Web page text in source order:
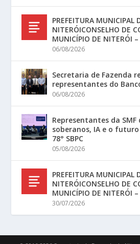
PREFEITURA MUNICIPAL
NITERÓICONSELHO DE
MUNICÍPIO DE NITERÓI –
06/08/2026
Secretaria de Fazenda
representantes do
06/08/2026
Representantes da
soberanos, IA e o
78° SBPC
05/08/2026
PREFEITURA MUNICIPAL
NITERÓICONSELHO DE
MUNICÍPIO DE NITERÓI –
30/07/2026